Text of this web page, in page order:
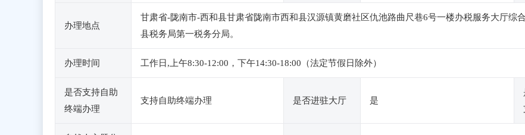
办理地点
甘肃省-陇南市-西和县甘肃省陇南市西和县汉源镇黄磨社区仇池路曲尺巷6号一楼办税服务大厅综
县税务局第一税务分局。
办理时间 工作日,上午8:30-12:00，下午14:30-18:00（法定节假日除外）
是否支持自助
终端办理
支持自助终端办理 是否进驻大厅 是